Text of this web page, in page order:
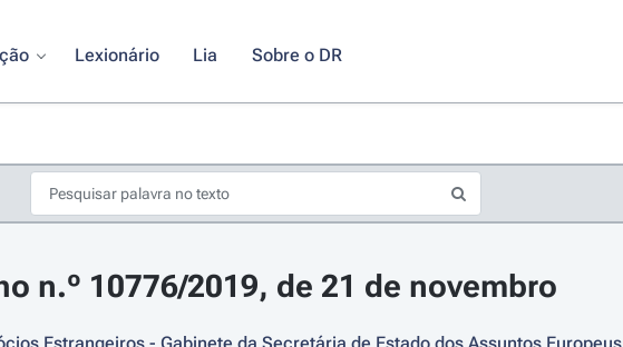
Lexionário Lia Sobre o DR
n.º 10776/2019, de 21 de novembro